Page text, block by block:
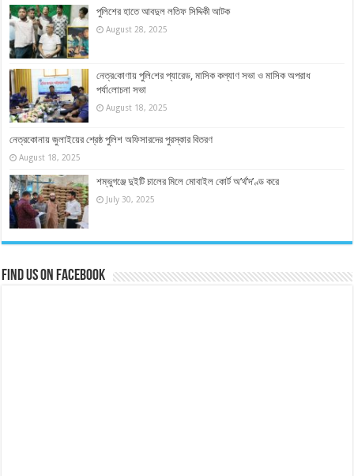
পুলিশের হাতে আবদুল লতিফ সিদ্দিকী আটক
August 28, 2025
নেত্র‌কোণায় পু‌লি‌শের প্যারেড, মাসিক কল্যাণ সভা ও মাসিক অপরাধ
পর্যা‌লোচনা সভা
August 18, 2025
নেত্রকোনায় জুলাইয়ের শ্রেষ্ঠ পুলিশ অফিসারদের পুরস্কার বিতরণ
August 18, 2025
শম্ভুগঞ্জে দুইটি চালের মিলে মোবাইল কোর্ট অ’র্থ’দ’ণ্ড করে
July 30, 2025
Find us on Facebook